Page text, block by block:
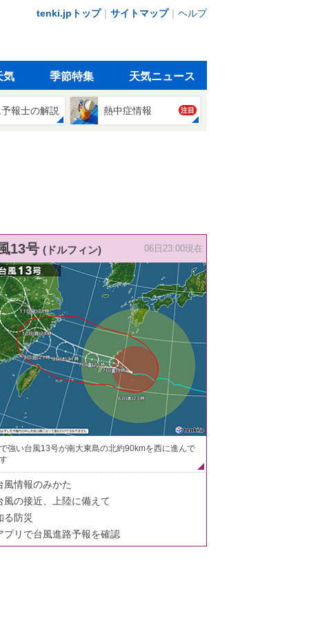
tenki.jpトップ｜ サイトマップ｜ ヘルプ
気 季節特集 天気ニュース
報士の解説 熱中症情報 注目
13号 (ドルフィン) 06日23:00現在
強い台風13号が南大東島の北約90kmを西に進んで
風情報のみかた
風の接近、上陸に備えて
る防災
プリで台風進路予報を確認